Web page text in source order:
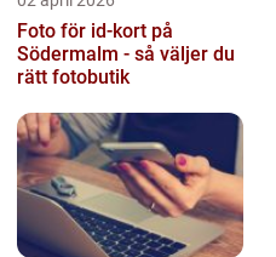
Foto för id-kort på
Södermalm - så väljer du
rätt fotobutik